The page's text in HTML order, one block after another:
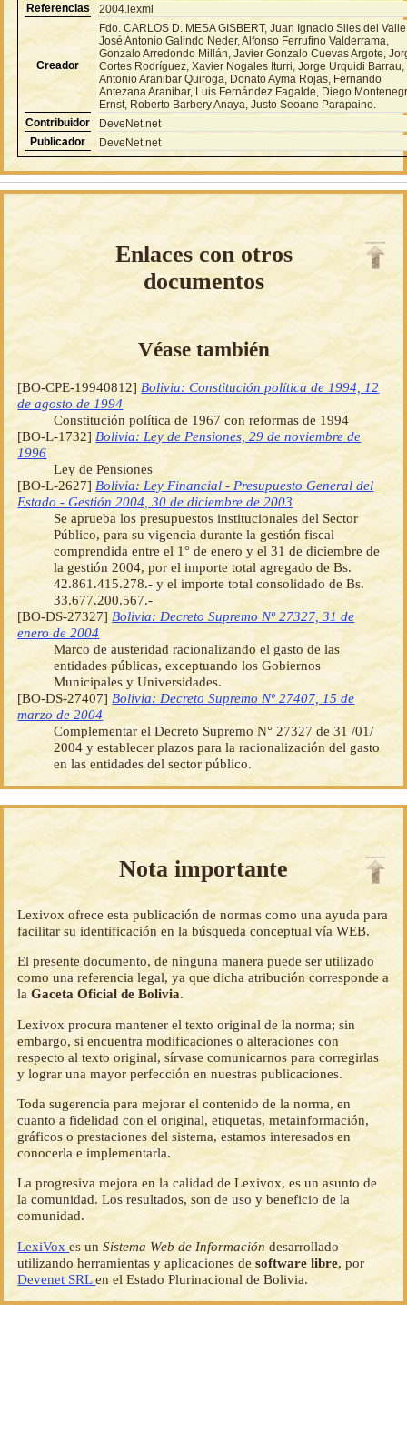
Referencias
2004.lexml
Creador
Fdo. CARLOS D. MESA GISBERT, Juan Ignacio Siles del
José Antonio Galindo Neder, Alfonso Ferrufino Valderrama,
Gonzalo Arredondo Millán, Javier Gonzalo Cuevas Argote,
Cortes Rodríguez, Xavier Nogales Iturri, Jorge Urquidi Barrau,
Antonio Aranibar Quiroga, Donato Ayma Rojas, Fernando
Antezana Aranibar, Luis Fernández Fagalde, Diego
Ernst, Roberto Barbery Anaya, Justo Seoane Parapaino.
Contribuidor
DeveNet.net
Publicador
DeveNet.net
Enlaces con otros
documentos
Véase también
[BO-CPE-19940812] Bolivia: Constitución política de 1994, 12
de agosto de 1994
Constitución política de 1967 con reformas de 1994
[BO-L-1732] Bolivia: Ley de Pensiones, 29 de noviembre de
1996
Ley de Pensiones
[BO-L-2627] Bolivia: Ley Financial - Presupuesto General del
Estado - Gestión 2004, 30 de diciembre de 2003
Se aprueba los presupuestos institucionales del Sector
Público, para su vigencia durante la gestión fiscal
comprendida entre el 1° de enero y el 31 de diciembre de
la gestión 2004, por el importe total agregado de Bs.
42.861.415.278.- y el importe total consolidado de Bs.
33.677.200.567.-
[BO-DS-27327] Bolivia: Decreto Supremo Nº 27327, 31 de
enero de 2004
Marco de austeridad racionalizando el gasto de las
entidades públicas, exceptuando los Gobiernos
Municipales y Universidades.
[BO-DS-27407] Bolivia: Decreto Supremo Nº 27407, 15 de
marzo de 2004
Complementar el Decreto Supremo N° 27327 de 31 /01/
2004 y establecer plazos para la racionalización del gasto
en las entidades del sector público.
Nota importante
Lexivox ofrece esta publicación de normas como una ayuda para
facilitar su identificación en la búsqueda conceptual vía WEB.
El presente documento, de ninguna manera puede ser utilizado
como una referencia legal, ya que dicha atribución corresponde a
laGaceta Oficial de Bolivia.
Lexivox procura mantener el texto original de la norma; sin
embargo, si encuentra modificaciones o alteraciones con
respecto al texto original, sírvase comunicarnos para corregirlas
y lograr una mayor perfección en nuestras publicaciones.
Toda sugerencia para mejorar el contenido de la norma, en
cuanto a fidelidad con el original, etiquetas, metainformación,
gráficos o prestaciones del sistema, estamos interesados en
conocerla e implementarla.
La progresiva mejora en la calidad de Lexivox, es un asunto de
la comunidad. Los resultados, son de uso y beneficio de la
comunidad.
LexiVoxes unSistema Web de Información desarrollado
utilizando herramientas y aplicaciones desoftware libre, por
Devenet SRLen el Estado Plurinacional de Bolivia.